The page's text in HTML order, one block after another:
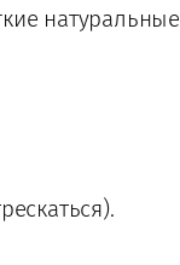
натуральные